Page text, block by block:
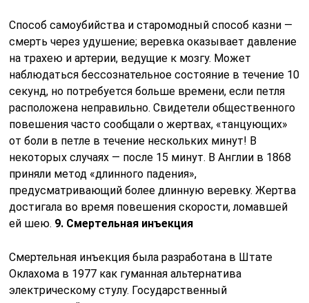
Способ самоубийства и старомодный способ казни —
смерть через удушение; веревка оказывает давление
на трахею и артерии, ведущие к мозгу. Может
наблюдаться бессознательное состояние в течение 10
секунд, но потребуется больше времени, если петля
расположена неправильно. Свидетели общественного
повешения часто сообщали о жертвах, «танцующих»
от боли в петле в течение нескольких минут! В
некоторых случаях — после 15 минут. В Англии в 1868
приняли метод «длинного падения»,
предусматривающий более длинную веревку. Жертва
достигала во время повешения скорости, ломавшей
ей шею. 9. Смертельная инъекция
Смертельная инъекция была разработана в Штате
Оклахома в 1977 как гуманная альтернатива
электрическому стулу. Государственный